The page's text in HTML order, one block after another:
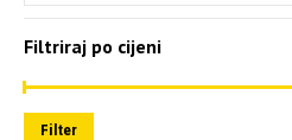
Filtriraj po cijeni
Filter